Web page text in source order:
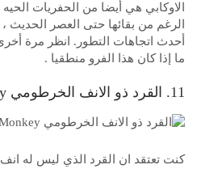
الاوكابي هي أيضا من الحفريات
الرغم من بقائها حتى العصر الحديث
أحدث اتجاهات التطور. انظر مرة
ما إذا كان هذا الفرو منطقيا .
11. القرد ذو الانف الخرطومي Proboscis Monkey
كنت تعتقد ان القرد الذي ليس له انف